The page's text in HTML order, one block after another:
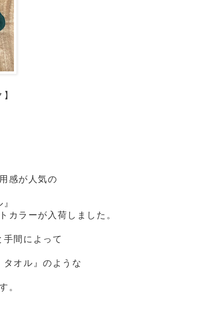
感が人気の
ラーが入荷しました。
間によって
オル』のような
。